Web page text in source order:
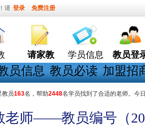
请 登录 免费注册
请家教 学员信息 教员登
员信息 教员必读 加盟招
教员163名，帮助2448名学员找到了合适的老师。今
老师——教员编号（